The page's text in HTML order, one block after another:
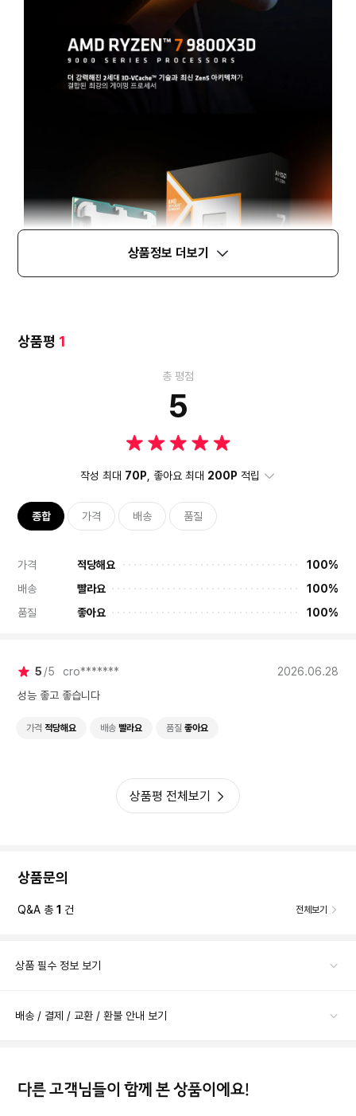
상품정보 더보기
상품평 1
총 평점
5
작성 최대 70P , 좋아요 최대 200P 적립
종합 가격 배송 품질
가격 적당해요
100%
배송
빨라요
100%
품질
좋아요 100%
5 5 cro*******
2026.06.28
성능 좋고 좋습니다
가격 적당해요 배송 빨라요 품질 좋아요
상품평 전체보기
상품문의
Q&A 총 1 건 전체보기
상품 필수 정보 보기
배송 / 결제 / 교환 / 환불 안내 보기
다른 고객님들이 함께 본 상품이에요!